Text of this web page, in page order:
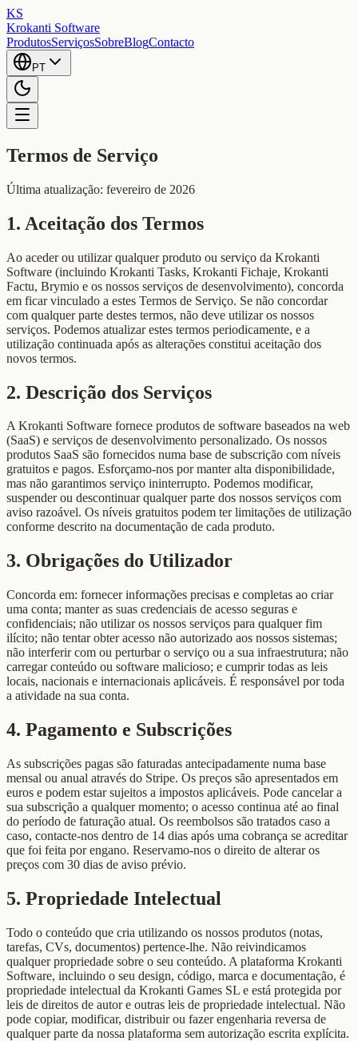
KS
Krokanti Software
ProdutosServiçosSobreBlogContacto
PT
Termos de Serviço
Última atualização: fevereiro de 2026
1. Aceitação dos Termos
Ao aceder ou utilizar qualquer produto ou serviço da Krokanti
Software (incluindo Krokanti Tasks, Krokanti Fichaje, Krokanti
Factu, Brymio e os nossos serviços de desenvolvimento), concorda
em ficar vinculado a estes Termos de Serviço. Se não concordar
com qualquer parte destes termos, não deve utilizar os nossos
serviços. Podemos atualizar estes termos periodicamente, e a
utilização continuada após as alterações constitui aceitação dos
novos termos.
2. Descrição dos Serviços
A Krokanti Software fornece produtos de software baseados na web
(SaaS) e serviços de desenvolvimento personalizado. Os nossos
produtos SaaS são fornecidos numa base de subscrição com níveis
gratuitos e pagos. Esforçamo-nos por manter alta disponibilidade,
mas não garantimos serviço ininterrupto. Podemos modificar,
suspender ou descontinuar qualquer parte dos nossos serviços com
aviso razoável. Os níveis gratuitos podem ter limitações de utilização
conforme descrito na documentação de cada produto.
3. Obrigações do Utilizador
Concorda em: fornecer informações precisas e completas ao criar
uma conta; manter as suas credenciais de acesso seguras e
confidenciais; não utilizar os nossos serviços para qualquer fim
ilícito; não tentar obter acesso não autorizado aos nossos sistemas;
não interferir com ou perturbar o serviço ou a sua infraestrutura; não
carregar conteúdo ou software malicioso; e cumprir todas as leis
locais, nacionais e internacionais aplicáveis. É responsável por toda
a atividade na sua conta.
4. Pagamento e Subscrições
As subscrições pagas são faturadas antecipadamente numa base
mensal ou anual através do Stripe. Os preços são apresentados em
euros e podem estar sujeitos a impostos aplicáveis. Pode cancelar a
sua subscrição a qualquer momento; o acesso continua até ao final
do período de faturação atual. Os reembolsos são tratados caso a
caso, contacte-nos dentro de 14 dias após uma cobrança se acreditar
que foi feita por engano. Reservamo-nos o direito de alterar os
preços com 30 dias de aviso prévio.
5. Propriedade Intelectual
Todo o conteúdo que cria utilizando os nossos produtos (notas,
tarefas, CVs, documentos) pertence-lhe. Não reivindicamos
qualquer propriedade sobre o seu conteúdo. A plataforma Krokanti
Software, incluindo o seu design, código, marca e documentação, é
propriedade intelectual da Krokanti Games SL e está protegida por
leis de direitos de autor e outras leis de propriedade intelectual. Não
pode copiar, modificar, distribuir ou fazer engenharia reversa de
qualquer parte da nossa plataforma sem autorização escrita explícita.